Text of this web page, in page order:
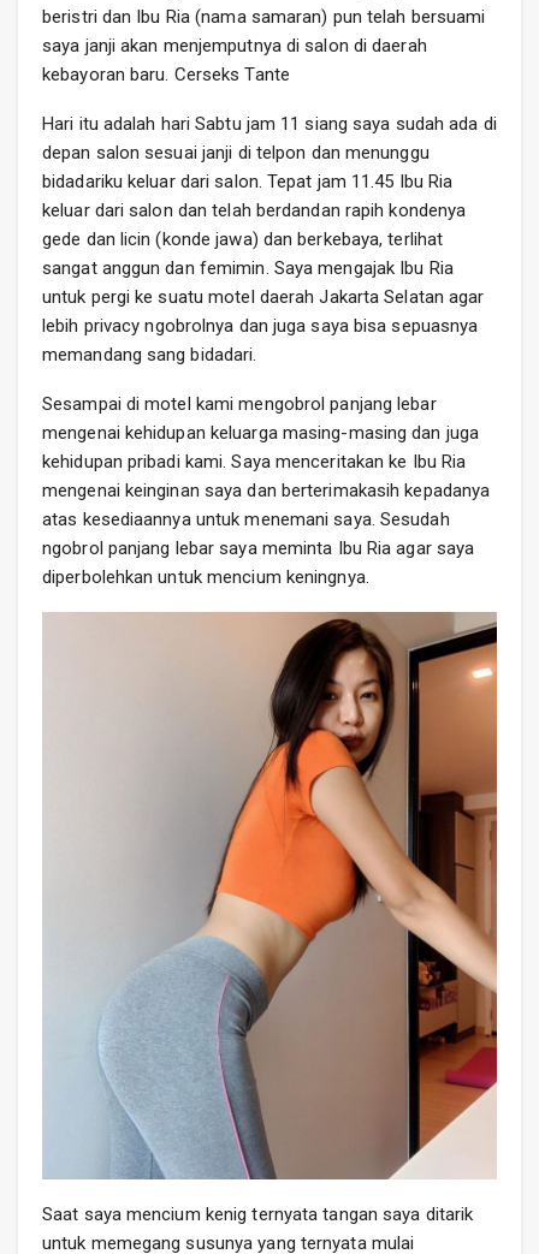
beristri dan Ibu Ria (nama samaran) pun telah bersuami
saya janji akan menjemputnya di salon di daerah
kebayoran baru. Cerseks Tante
Hari itu adalah hari Sabtu jam 11 siang saya sudah ada di
depan salon sesuai janji di telpon dan menunggu
bidadariku keluar dari salon. Tepat jam 11.45 Ibu Ria
keluar dari salon dan telah berdandan rapih kondenya
gede dan licin (konde jawa) dan berkebaya, terlihat
sangat anggun dan femimin. Saya mengajak Ibu Ria
untuk pergi ke suatu motel daerah Jakarta Selatan agar
lebih privacy ngobrolnya dan juga saya bisa sepuasnya
memandang sang bidadari.
Sesampai di motel kami mengobrol panjang lebar
mengenai kehidupan keluarga masing-masing dan juga
kehidupan pribadi kami. Saya menceritakan ke Ibu Ria
mengenai keinginan saya dan berterimakasih kepadanya
atas kesediaannya untuk menemani saya. Sesudah
ngobrol panjang lebar saya meminta Ibu Ria agar saya
diperbolehkan untuk mencium keningnya.
Saat saya mencium kenig ternyata tangan saya ditarik
untuk memegang susunya yang ternyata mulai